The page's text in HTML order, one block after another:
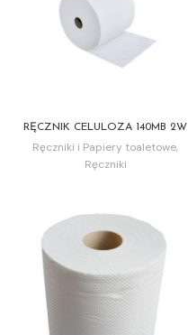
RĘCZNIK CELULOZA 140MB 2W
Ręczniki i Papiery toaletowe,
Ręczniki